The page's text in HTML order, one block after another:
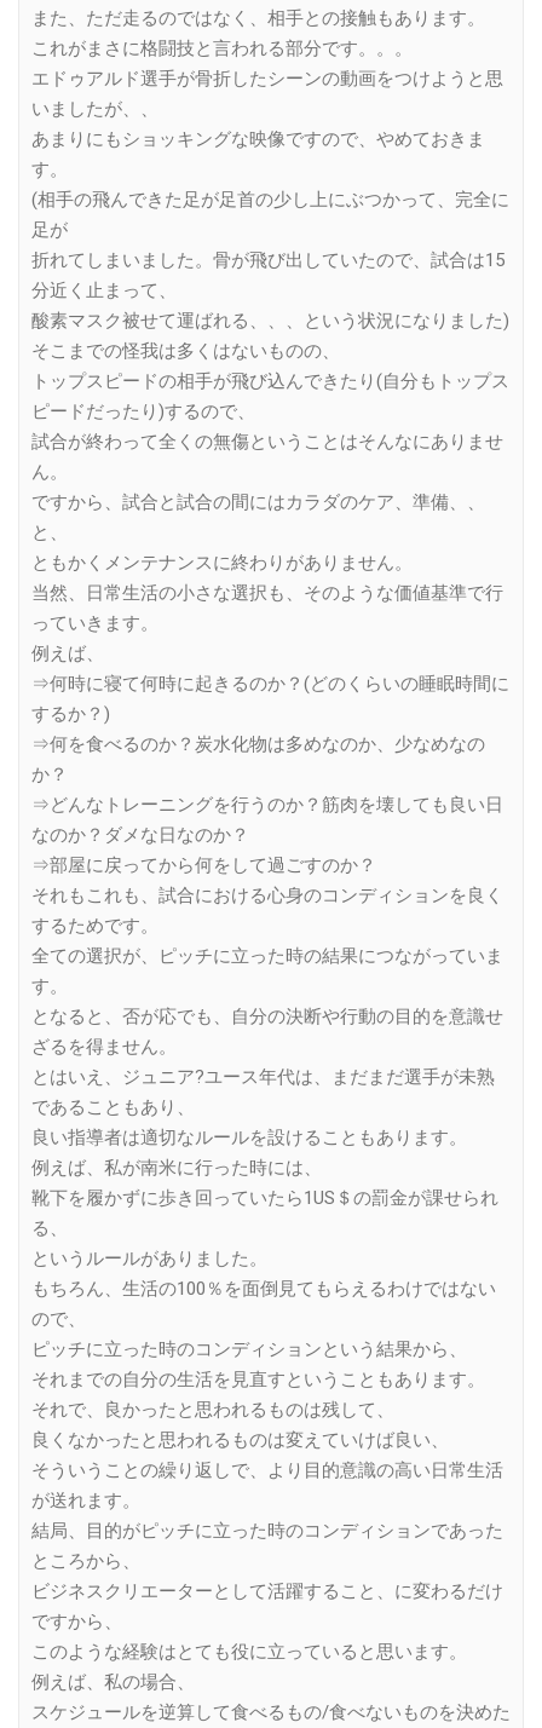
また、ただ走るのではなく、相手との接触もあります。
これがまさに格闘技と言われる部分です。。。
エドゥアルド選手が骨折したシーンの動画をつけようと思
いましたが、、
あまりにもショッキングな映像ですので、やめておきま
す。
(相手の飛んできた足が足首の少し上にぶつかって、完全に
足が
折れてしまいました。骨が飛び出していたので、試合は15
分近く止まって、
酸素マスク被せて運ばれる、、、という状況になりました)
そこまでの怪我は多くはないものの、
トップスピードの相手が飛び込んできたり(自分もトップス
ピードだったり)するので、
試合が終わって全くの無傷ということはそんなにありませ
ん。
ですから、試合と試合の間にはカラダのケア、準備、、
と、
ともかくメンテナンスに終わりがありません。
当然、日常生活の小さな選択も、そのような価値基準で行
っていきます。
例えば、
⇒何時に寝て何時に起きるのか？(どのくらいの睡眠時間に
するか？)
⇒何を食べるのか？炭水化物は多めなのか、少なめなの
か？
⇒どんなトレーニングを行うのか？筋肉を壊しても良い日
なのか？ダメな日なのか？
⇒部屋に戻ってから何をして過ごすのか？
それもこれも、試合における心身のコンディションを良く
するためです。
全ての選択が、ピッチに立った時の結果につながっていま
す。
となると、否が応でも、自分の決断や行動の目的を意識せ
ざるを得ません。
とはいえ、ジュニア?ユース年代は、まだまだ選手が未熟
であることもあり、
良い指導者は適切なルールを設けることもあります。
例えば、私が南米に行った時には、
靴下を履かずに歩き回っていたら1US＄の罰金が課せられ
る、
というルールがありました。
もちろん、生活の100％を面倒見てもらえるわけではない
ので、
ピッチに立った時のコンディションという結果から、
それまでの自分の生活を見直すということもあります。
それで、良かったと思われるものは残して、
良くなかったと思われるものは変えていけば良い、
そういうことの繰り返しで、より目的意識の高い日常生活
が送れます。
結局、目的がピッチに立った時のコンディションであった
ところから、
ビジネスクリエーターとして活躍すること、に変わるだけ
ですから、
このような経験はとても役に立っていると思います。
例えば、私の場合、
スケジュールを逆算して食べるもの/食べないものを決めた